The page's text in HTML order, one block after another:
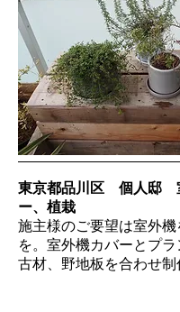
東京都品川区 個人邸
ー、植栽
施主様のご要望は室外
を。室外機カバーとプ
古材、野地板を合わせ制